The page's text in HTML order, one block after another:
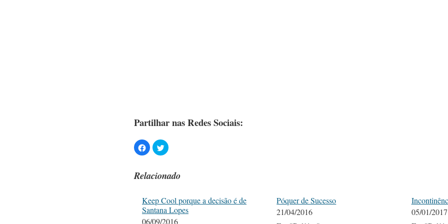
Partilhar nas Redes Sociais:
Relacionado
Keep Cool porque a decisão é de
Santana Lopes
06/09/2016
Póquer de Sucesso
21/04/2016
05/01/2017